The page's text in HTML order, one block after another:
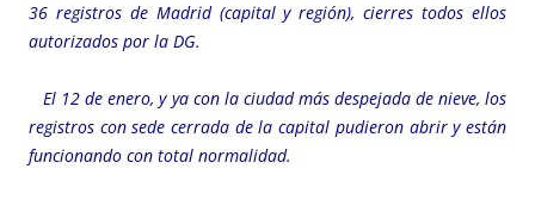
36 registros de Madrid (capital y región), cierres todos ellos
autorizados por la DG.
El 12 de enero, y ya con la ciudad más despejada de nieve, los
registros con sede cerrada de la capital pudieron abrir y están
funcionando con total normalidad.